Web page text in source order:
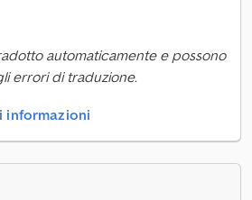
automaticamente e possono
errori di traduzione.
informazioni